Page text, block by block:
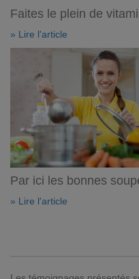
Faites le plein de
» Lire l'article
Par ici les bonnes
» Lire l'article